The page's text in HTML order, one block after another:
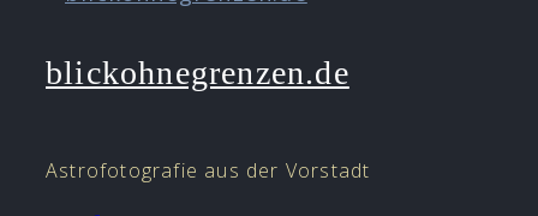
blickohnegrenzen.de
Astrofotografie aus der Vorstadt